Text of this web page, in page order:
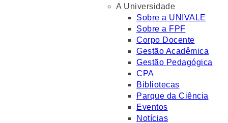
A Universidade
Sobre a UNIVALE
Sobre a FPF
Corpo Docente
Gestão Acadêmica
Gestão Pedagógica
CPA
Bibliotecas
Parque da Ciência
Eventos
Notícias